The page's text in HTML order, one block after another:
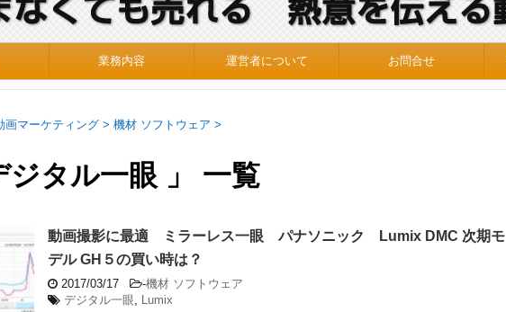
業務内容 運営者について お問合せ
画マーケティング > 機材 ソフトウェア >
ジタル一眼 」 一覧
動画撮影に最適 ミラーレス一眼 パナソニック Lumix DMC 次期モ
デル GH５の買い時は？
2017/03/17 -機材 ソフトウェア
デジタル一眼
Lumix